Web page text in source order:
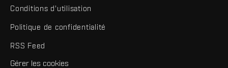
Conditions d'utilisation
Politique de confidentialité
RSS Feed
Gérer les cookies